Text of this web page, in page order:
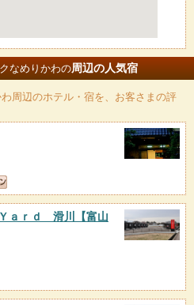
なめりかわの周辺の人気宿
周辺のホテル・宿を、お客さまの評
ｒｄ 滑川
【富山